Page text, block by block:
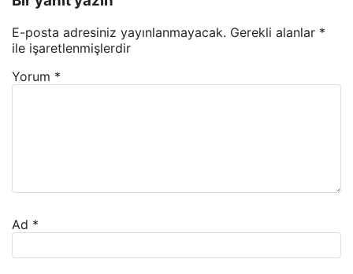
E-posta adresiniz yayınlanmayacak. Gerekli alanlar *
ile işaretlenmişlerdir
Yorum *
Ad *